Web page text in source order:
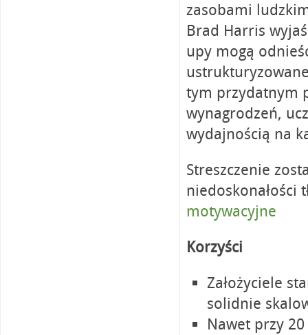
zasobami
Brad Harris
upy mogą
tym przydatnym
wynagrodzeń,
wydajnością na
Streszczenie
niedoskonałości
motywacyjne
Korzyści
Założyciele
solidnie
Nawet przy